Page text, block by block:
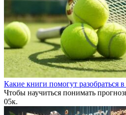
Какие книги помогут разобраться
Чтобы научиться понимать
05к.